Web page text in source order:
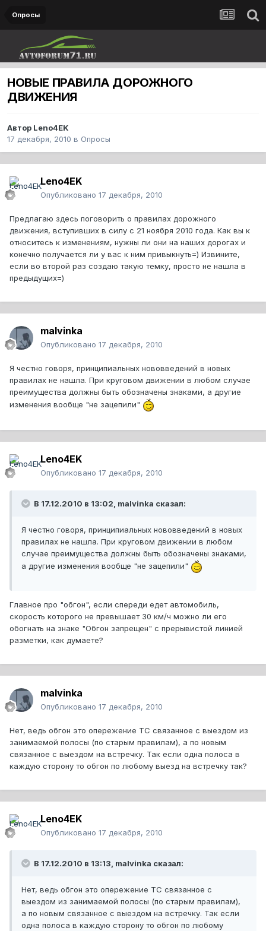
Опросы
НОВЫЕ ПРАВИЛА ДОРОЖНОГО
ДВИЖЕНИЯ
Автор Leno4EK
17 декабря, 2010 в Опросы
Leno4EK
Опубликовано 17 декабря, 2010
Предлагаю здесь поговорить о правилах дорожного
движения, вступивших в силу с 21 ноября 2010 года. Как вы к
относитесь к изменениям, нужны ли они на наших дорогах и
конечно получается ли у вас к ним привыкнуть=) Извините,
если во второй раз создаю такую темку, просто не нашла в
предыдущих=)
malvinka
Опубликовано 17 декабря, 2010
Я честно говоря, принципиальных нововведений в новых
правилах не нашла. При круговом движении в любом случае
преимущества должны быть обозначены знаками, а другие
изменения вообще "не зацепили"
Leno4EK
Опубликовано 17 декабря, 2010
В 17.12.2010 в 13:02, malvinka сказал:
Я честно говоря, принципиальных нововведений в новых
правилах не нашла. При круговом движении в любом
случае преимущества должны быть обозначены знаками,
а другие изменения вообще "не зацепили"
Главное про "обгон", если спереди едет автомобиль,
скорость которого не превышает 30 км/ч можно ли его
обогнать на знаке "Обгон запрещен" с прерывистой линией
разметки, как думаете?
malvinka
Опубликовано 17 декабря, 2010
Нет, ведь обгон это опережение ТС связанное с выездом из
занимаемой полосы (по старым правилам), а по новым
связанное с выездом на встречку. Так если одна полоса в
каждую сторону то обгон по любому выезд на встречку так?
Leno4EK
Опубликовано 17 декабря, 2010
В 17.12.2010 в 13:13, malvinka сказал:
Нет, ведь обгон это опережение ТС связанное с
выездом из занимаемой полосы (по старым правилам),
а по новым связанное с выездом на встречку. Так если
одна полоса в каждую сторону то обгон по любому